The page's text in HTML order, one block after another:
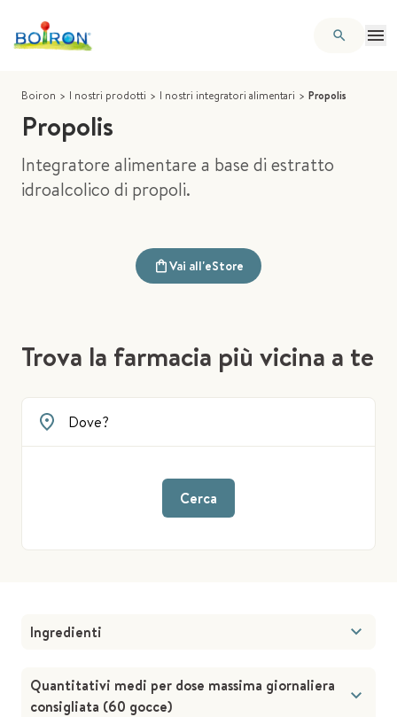
Boiron > I nostri prodotti > I nostri integratori alimentari > Propolis
Propolis
Integratore alimentare a base di estratto
idroalcolico di propoli.
Vai all'eStore
Trova la farmacia più vicina a te
Cerca
Ingredienti
Quantitativi medi per dose massima giornaliera
consigliata (60 gocce)